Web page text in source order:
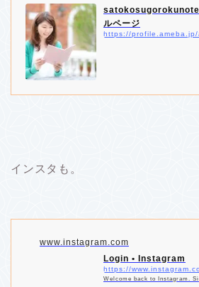
ルページ
インスタも。
www.instagram.com
Login • Instagram
Welcome back to Instagram.